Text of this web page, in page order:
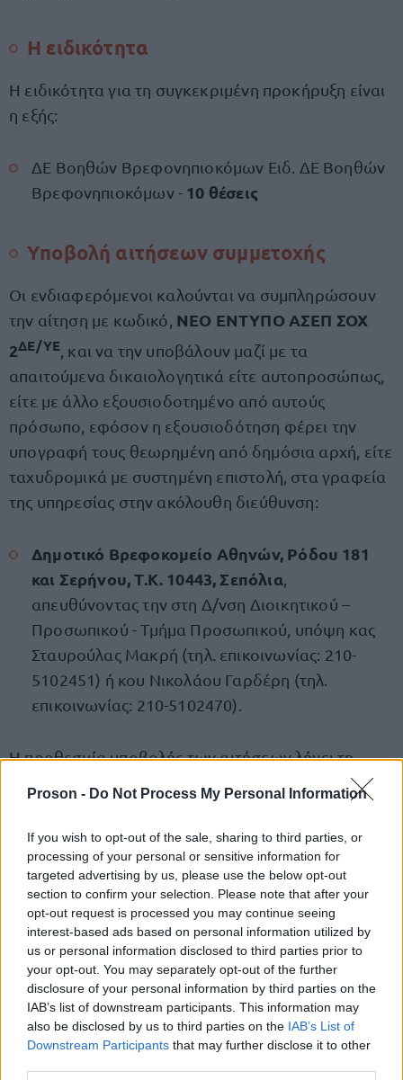
Proson - Do Not Process My Personal Information
If you wish to opt-out of the sale, sharing to third parties, or
processing of your personal or sensitive information for
targeted advertising by us, please use the below opt-out
section to confirm your selection. Please note that after your
opt-out request is processed you may continue seeing
interest-based ads based on personal information utilized by
us or personal information disclosed to third parties prior to
your opt-out. You may separately opt-out of the further
disclosure of your personal information by third parties on the
IAB’s list of downstream participants. This information may
also be disclosed by us to third parties on the IAB’s List of
Downstream Participants that may further disclose it to other
Η ειδικότητα
Η ειδικότητα για τη συγκεκριμένη προκήρυξη είναι
η εξής:
ΔΕ Βοηθών Βρεφονηπιοκόμων Ειδ. ΔΕ Βοηθών
Βρεφονηπιοκόμων - 10 θέσεις
Υποβολή αιτήσεων συμμετοχής
Οι ενδιαφερόμενοι καλούνται να συμπληρώσουν
την αίτηση με κωδικό, ΝΕΟ ΕΝΤΥΠΟ ΑΣΕΠ ΣΟΧ
2ΔΕ/ΥΕ , και να την υποβάλουν μαζί με τα
απαιτούμενα δικαιολογητικά είτε αυτοπροσώπως,
είτε με άλλο εξουσιοδοτημένο από αυτούς
πρόσωπο, εφόσον η εξουσιοδότηση φέρει την
υπογραφή τους θεωρημένη από δημόσια αρχή, είτε
ταχυδρομικά με συστημένη επιστολή, στα γραφεία
της υπηρεσίας στην ακόλουθη διεύθυνση:
Δημοτικό Βρεφοκομείο Αθηνών, Ρόδου 181
και Σερήνου, Τ.Κ. 10443, Σεπόλια
απευθύνοντας την στη Δ/νση Διοικητικού –
Προσωπικού - Τμήμα Προσωπικού, υπόψη κας
Σταυρούλας Μακρή (τηλ. επικοινωνίας: 210-
5102451) ή κου Νικολάου Γαρδέρη (τηλ.
επικοινωνίας: 210-5102470).
Η προθεσμία υποβολής των αιτήσεων λήγει τη
Ολόκληρη η προκήρυξη για το Δημοτικό
Βρεφοκομείο Αθήνων
ΑΣΕΠ: Πιστοποίηση Αγγλικών σε
μόνο 2 ημέρες στα χέρια σας